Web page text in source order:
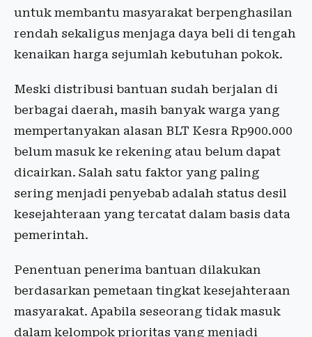
untuk membantu masyarakat berpenghasilan
rendah sekaligus menjaga daya beli di tengah
kenaikan harga sejumlah kebutuhan pokok.
Meski distribusi bantuan sudah berjalan di
berbagai daerah, masih banyak warga yang
mempertanyakan alasan BLT Kesra Rp900.000
belum masuk ke rekening atau belum dapat
dicairkan. Salah satu faktor yang paling
sering menjadi penyebab adalah status desil
kesejahteraan yang tercatat dalam basis data
pemerintah.
Penentuan penerima bantuan dilakukan
berdasarkan pemetaan tingkat kesejahteraan
masyarakat. Apabila seseorang tidak masuk
dalam kelompok prioritas yang menjadi